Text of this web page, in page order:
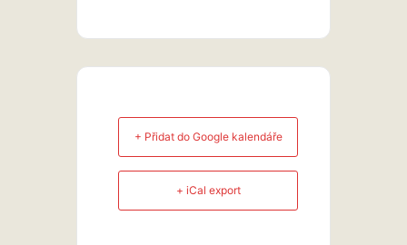
+ Přidat do Google kalendáře
+ iCal export